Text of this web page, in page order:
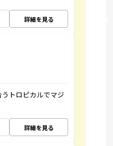
詳細を見る
トロピカルでマジ
詳細を見る